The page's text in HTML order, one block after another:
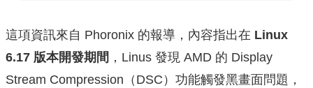
這項資訊來自 Phoronix 的報導，內容指出在 Linux
6.17 版本開發期間 ，Linus 發現 AMD 的 Display
Stream Compression（DSC）功能觸發黑畫面問題，